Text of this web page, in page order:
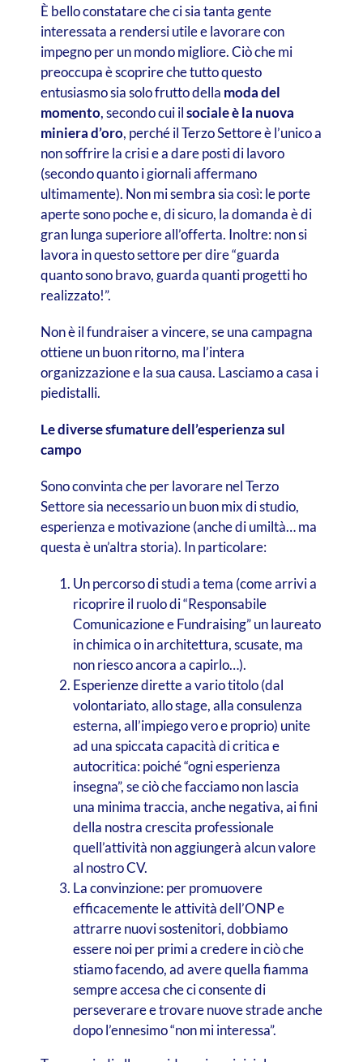
È bello constatare che ci sia tanta gente
interessata a rendersi utile e lavorare con
impegno per un mondo migliore. Ciò che mi
preoccupa è scoprire che tutto questo
entusiasmo sia solo frutto della moda del
momento, secondo cui ilsociale è la nuova
miniera d’oro, perché il Terzo Settore è l’unico a
non soffrire la crisi e a dare posti di lavoro
(secondo quanto i giornali affermano
ultimamente). Non mi sembra sia così: le porte
aperte sono poche e, di sicuro, la domanda è di
gran lunga superiore all’offerta. Inoltre: non si
lavora in questo settore per dire “guarda
quanto sono bravo, guarda quanti progetti ho
realizzato!”.
Non è il fundraiser a vincere, se una campagna
ottiene un buon ritorno, ma l’intera
organizzazione e la sua causa. Lasciamo a casa i
piedistalli.
Le diverse sfumature dell’esperienza sul
campo
Sono convinta che per lavorare nel Terzo
Settore sia necessario un buon mix di studio,
esperienza e motivazione (anche di umiltà… ma
questa è un’altra storia). In particolare:
Un percorso di studi a tema (come arrivi a
ricoprire il ruolo di “Responsabile
Comunicazione e Fundraising” un laureato
in chimica o in architettura, scusate, ma
non riesco ancora a capirlo…).
Esperienze dirette a vario titolo (dal
volontariato, allo stage, alla consulenza
esterna, all’impiego vero e proprio) unite
ad una spiccata capacità di critica e
autocritica: poiché “ogni esperienza
insegna”, se ciò che facciamo non lascia
una minima traccia, anche negativa, ai fini
della nostra crescita professionale
quell’attività non aggiungerà alcun valore
al nostro CV.
La convinzione: per promuovere
efficacemente le attività dell’ONP e
attrarre nuovi sostenitori, dobbiamo
essere noi per primi a credere in ciò che
stiamo facendo, ad avere quella fiamma
sempre accesa che ci consente di
perseverare e trovare nuove strade anche
dopo l’ennesimo “non mi interessa”.